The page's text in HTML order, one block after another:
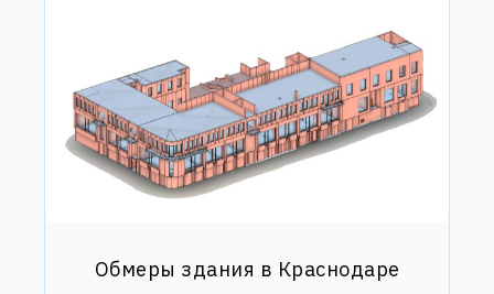
Обмеры здания в Краснодаре